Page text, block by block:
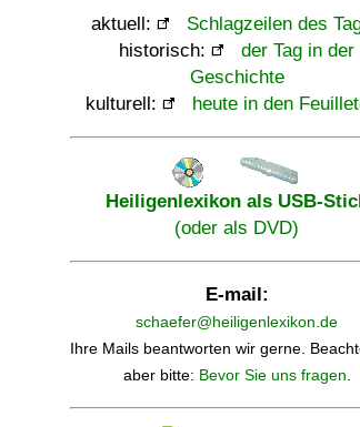
aktuell:
Schlagzeilen des
historisch:
der Tag in der
Geschichte
kulturell:
heute in den
Heiligenlexikon als USB-
(oder als DVD)
E-mail:
schaefer@heiligenlexikon.de
Ihre Mails beantworten wir gerne.
aber bitte: Bevor Sie uns fragen.